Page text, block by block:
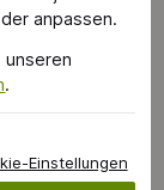
anpassen.
unseren
.
Einstellungen